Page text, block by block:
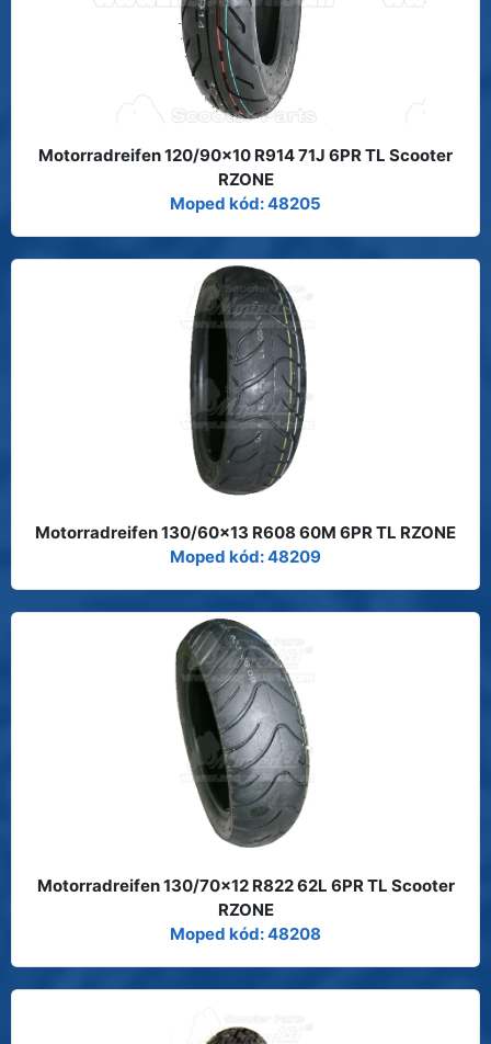
Motorradreifen 120/90x10 R914 71J 6PR TL Scooter
RZONE
Moped kód: 48205
Motorradreifen 130/60x13 R608 60M 6PR TL RZONE
Moped kód: 48209
Motorradreifen 130/70x12 R822 62L 6PR TL Scooter
RZONE
Moped kód: 48208